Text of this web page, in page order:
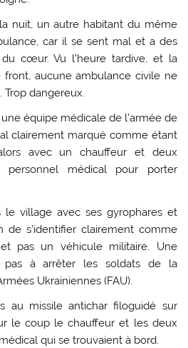
nuit, un autre habitant du même
car il se sent mal et a des
cœur. Vu l’heure tardive, et la
aucune ambulance civile ne
Trop dangereux.
équipe médicale de l’armée de
clairement marqué comme étant
avec un chauffeur et deux
personnel médical pour porter
le village avec ses gyrophares et
de s’identifier clairement comme
pas un véhicule militaire. Une
pas à arrêter les soldats de la
Ukrainiennes (FAU).
au missile antichar filoguidé sur
le coup le chauffeur et les deux
qui se trouvaient à bord.